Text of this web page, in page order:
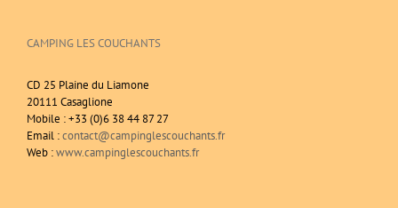
CAMPING LES COUCHANTS
CD 25 Plaine du Liamone
20111 Casaglione
Mobile : +33 (0)6 38 44 87 27
Email :contact@campinglescouchants.fr
Web :www.campinglescouchants.fr